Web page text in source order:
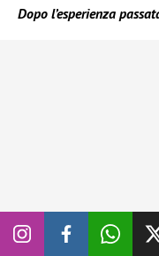
Dopo l’esperienza